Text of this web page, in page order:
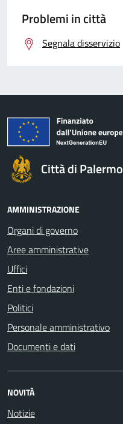
Problemi in città
Segnala disservizio
Città di Palermo
AMMINISTRAZIONE
Organi di governo
Aree amministrative
Uffici
Enti e fondazioni
Politici
Personale amministrativo
Documenti e dati
NOVITÀ
Notizie